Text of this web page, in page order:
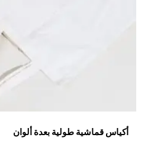
أكياس قماشية طولية بعدة ألوان